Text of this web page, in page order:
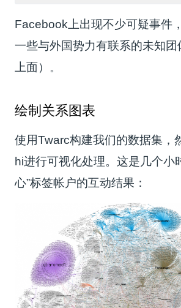
Facebook上出现不少可疑事件
一些与外国势力有联系的未知
上面）。
绘制关系图表
使用Twarc构建我们的数据集，
hi进行可视化处理。这是几个小
心”标签帐户的互动结果：